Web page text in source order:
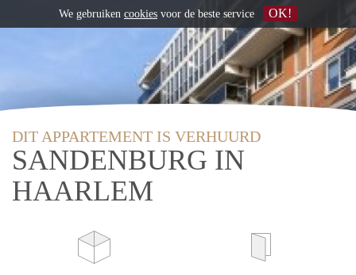
DIT APPARTEMENT IS VERHUURD
SANDENBURG IN
HAARLEM
We gebruiken cookies voor de beste service OK!